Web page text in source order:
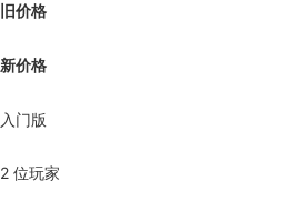
旧价格
新价格
入门版
2 位玩家